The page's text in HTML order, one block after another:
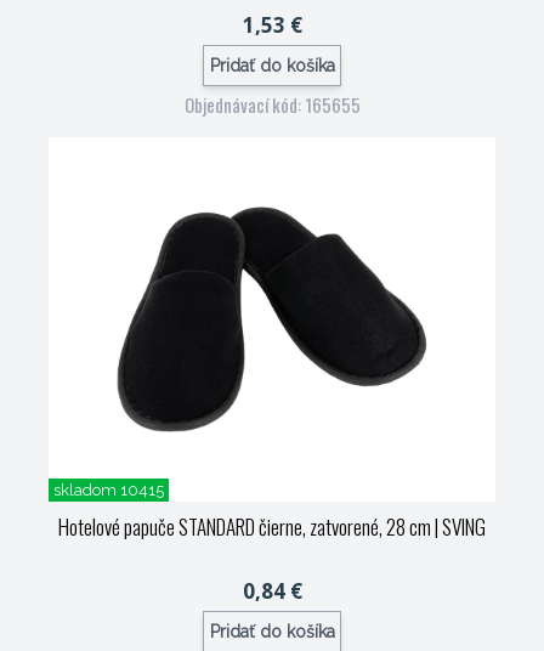
1,53 €
Pridať do košíka
Objednávací kód: 165655
skladom 10415
Hotelové papuče STANDARD čierne, zatvorené, 28 cm| SVING
0,84 €
Pridať do košíka